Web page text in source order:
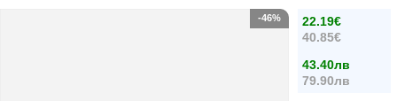
22.19€
40.85€
43.40лв
79.90лв
-46%